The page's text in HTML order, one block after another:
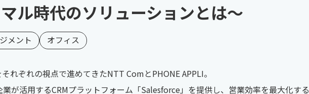
ル時代のソリューションとは～
メント オフィス
れぞれの視点で進めてきたNTT ComとPHONE APPLI。
が活用するCRMプラットフォーム「Salesforce」を提供し、営業効率を最大化する